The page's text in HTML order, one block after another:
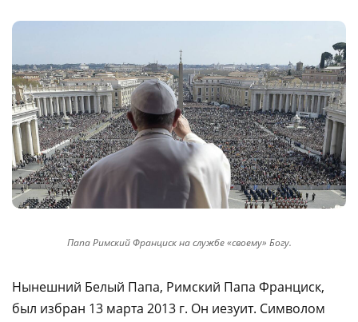
Папа Римский Франциск на службе «своему» Богу.
Нынешний Белый Папа, Римский Папа Франциск,
был избран 13 марта 2013 г. Он иезуит. Символом